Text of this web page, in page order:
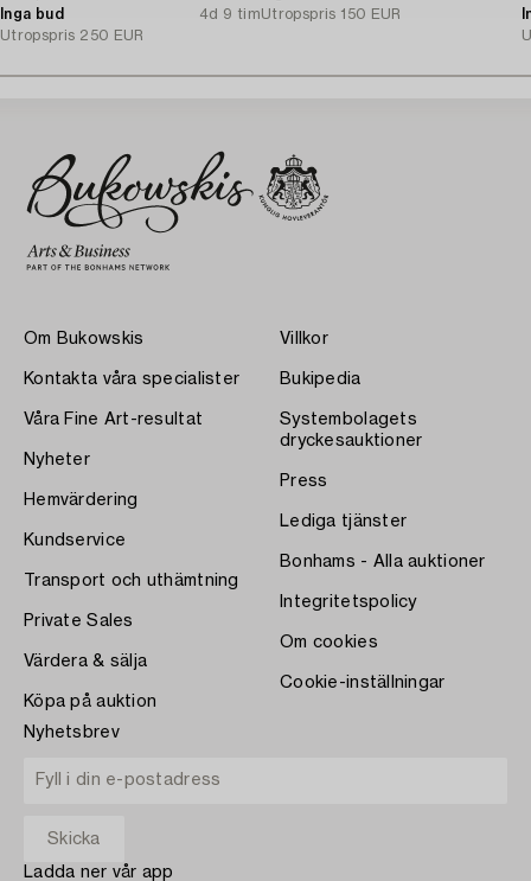
Inga bud
4d 9 tim
Utropspris 250 EUR
Utropspris 150 EUR
Om Bukowskis
Kontakta våra specialister
Våra Fine Art-resultat
Nyheter
Hemvärdering
Kundservice
Transport och uthämtning
Private Sales
Värdera & sälja
Köpa på auktion
Villkor
Bukipedia
Systembolagets
dryckesauktioner
Press
Lediga tjänster
Bonhams - Alla auktioner
Integritetspolicy
Om cookies
Cookie-inställningar
Nyhetsbrev
Ladda ner vår app